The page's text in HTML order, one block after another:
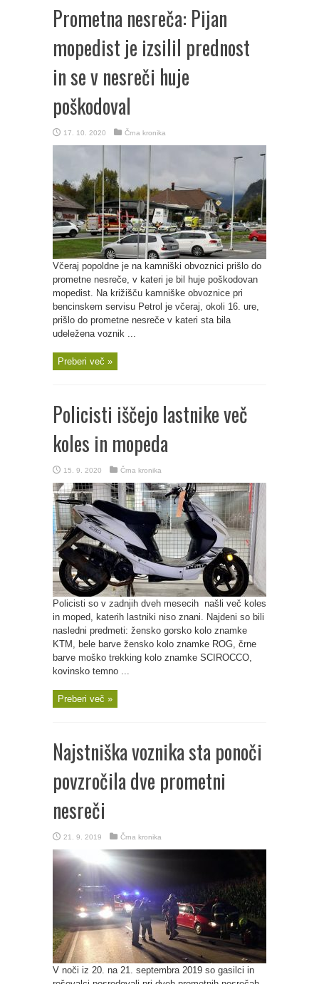
Prometna nesreča: Pijan
mopedist je izsilil prednost
in se v nesreči huje
poškodoval
17. 10. 2020 Črna kronika
Včeraj popoldne je na kamniški obvoznici prišlo do
prometne nesreče, v kateri je bil huje poškodovan
mopedist. Na križišču kamniške obvoznice pri
bencinskem servisu Petrol je včeraj, okoli 16. ure,
prišlo do prometne nesreče v kateri sta bila
udeležena voznik ...
Preberi več »
Policisti iščejo lastnike več
koles in mopeda
15. 9. 2020 Črna kronika
Policisti so v zadnjih dveh mesecih našli več koles
in moped, katerih lastniki niso znani. Najdeni so bili
nasledni predmeti: žensko gorsko kolo znamke
KTM, bele barve žensko kolo znamke ROG, črne
barve moško trekking kolo znamke SCIROCCO,
kovinsko temno ...
Preberi več »
Najstniška voznika sta ponoči
povzročila dve prometni
nesreči
21. 9. 2019 Črna kronika
V noči iz 20. na 21. septembra 2019 so gasilci in